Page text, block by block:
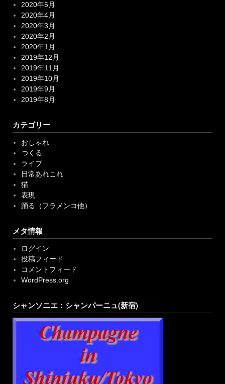
2020年5月
2020年4月
2020年3月
2020年2月
2020年1月
2019年12月
2019年11月
2019年10月
2019年9月
2019年8月
カテゴリー
おしゃれ
つくる
ライブ
日常あれこれ
猫
表現
踊る（フラメンコ他）
メタ情報
ログイン
投稿フィード
コメントフィード
WordPress.org
シャンソニエ：シャンパーニュ(新宿)